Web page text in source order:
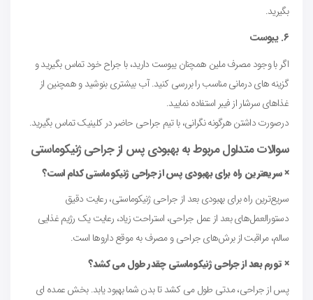
بگیرید.
۶. یبوست
اگر با وجود مصرف ملین همچنان یبوست دارید، با جراح خود تماس بگیرید و
گزینه های درمانی مناسب را بررسی کنید. آب بیشتری بنوشید و همچنین از
غذاهای سرشار از فیبر استفاده نمایید.
درصورت داشتن هرگونه نگرانی، با تیم جراحی حاضر در کلینیک تماس بگیرید.
سوالات متداول مربوط به بهبودی پس از جراحی ژنیکوماستی
× سریعترین راه برای بهبودی پس از جراحی ژنیکوماستی کدام است؟
سریع‌ترین راه برای بهبودی بعد از جراحی ژنیکوماستی، رعایت دقیق
دستورالعمل‌های بعد از عمل جراحی، استراحت زیاد، رعایت یک رژیم غذایی
سالم، مراقبت از برش‌های جراحی و مصرف به موقع داروها است.
× تورم بعد از جراحی ژنیکوماستی چقدر طول می کشد؟
پس از جراحی، مدتی طول می کشد تا بدن شما بهبود یابد. بخش عمده ای